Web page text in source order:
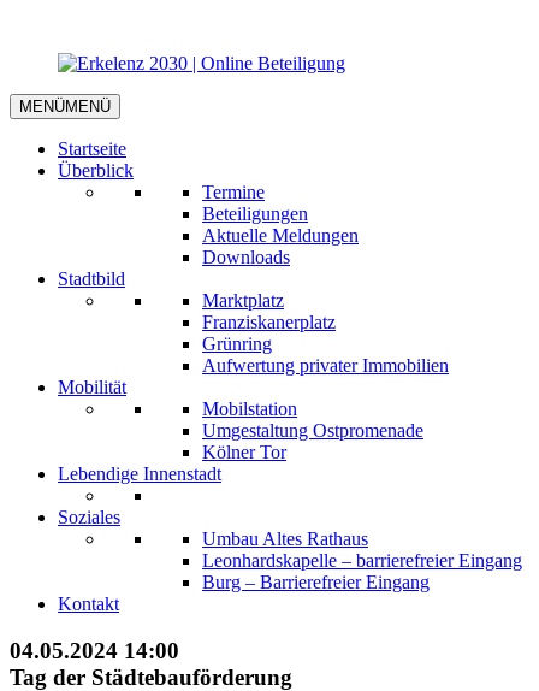
MENÜMENÜ
Startseite
Überblick
Termine
Beteiligungen
Aktuelle Meldungen
Downloads
Stadtbild
Marktplatz
Franziskanerplatz
Grünring
Aufwertung privater Immobilien
Mobilität
Mobilstation
Umgestaltung Ostpromenade
Kölner Tor
Lebendige Innenstadt
Soziales
Umbau Altes Rathaus
Leonhardskapelle – barrierefreier Eingang
Burg – Barrierefreier Eingang
Kontakt
04.05.2024 14:00
Tag der Städtebauförderung